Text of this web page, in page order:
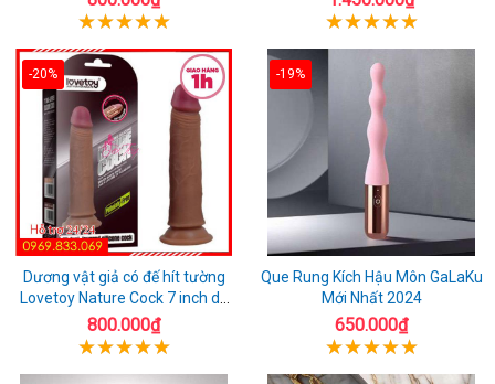
-20%
Dương vật giả có đế hít tường
Lovetoy Nature Cock 7 inch da
đen
800.000₫
-19%
Que Rung Kích Hậu Môn GaLaKu
Mới Nhất 2024
650.000₫